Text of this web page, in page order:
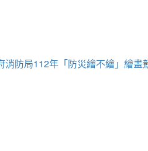
防局112年「防災繪不繪」繪畫